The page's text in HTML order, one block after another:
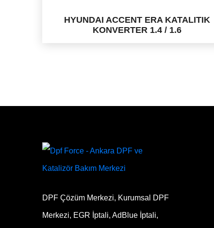
HYUNDAI ACCENT ERA KATALITIK
KONVERTER 1.4 / 1.6
DPF Çözüm Merkezi, Kurumsal DPF
Merkezi, EGR İptali, AdBlue İptali,